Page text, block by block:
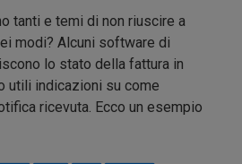
tanti e temi di non riuscire a
modi? Alcuni software di
lo stato della fattura in
utili indicazioni su come
ricevuta. Ecco un esempio